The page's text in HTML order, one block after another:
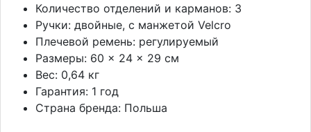
Количество отделений и карманов: 3
Ручки: двойные, с манжетой Velcro
Плечевой ремень: регулируемый
Размеры: 60 × 24 × 29 см
Вес: 0,64 кг
Гарантия: 1 год
Страна бренда: Польша